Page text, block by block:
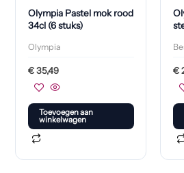
Olympia Pastel mok rood
34cl (6 stuks)
Olympia
€35,49
Toevoegen aan
winkelwagen
€